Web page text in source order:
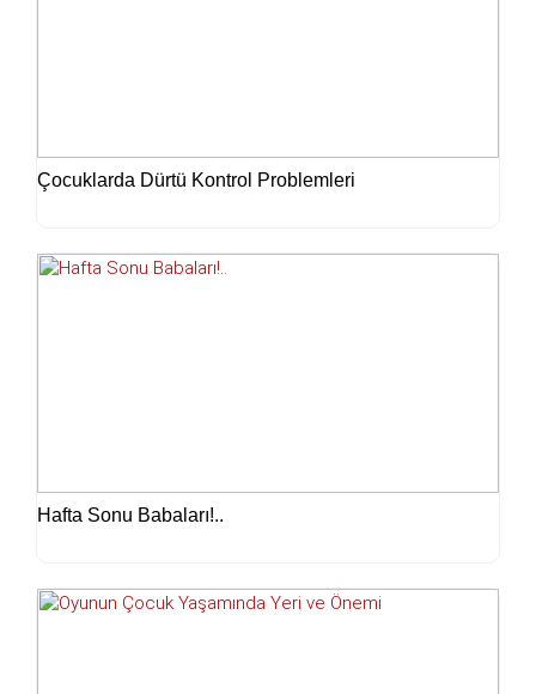
Çocuklarda Dürtü Kontrol Problemleri
Hafta Sonu Babaları!..